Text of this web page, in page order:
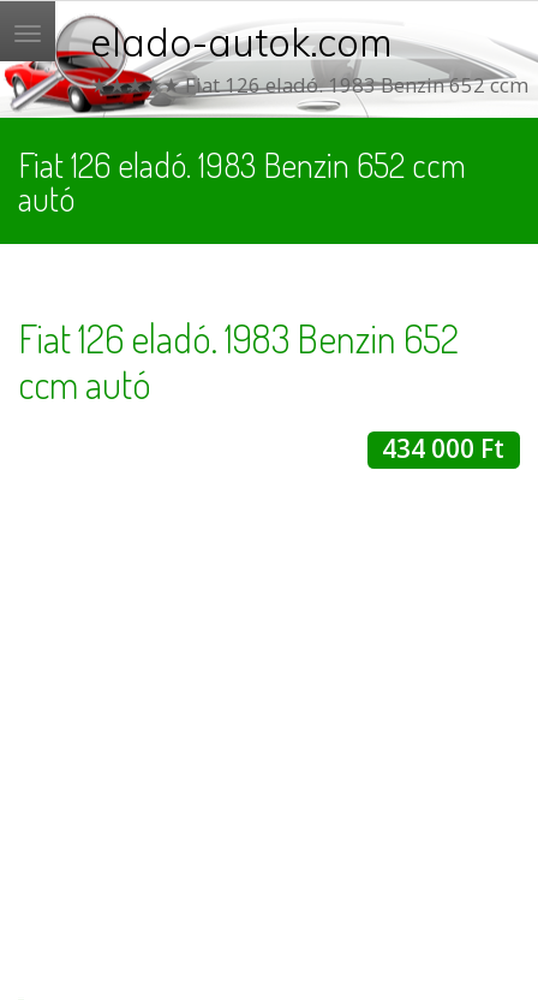
Menü elado-autok.com
★★★★★ Fiat 126 eladó. 1983 Benzin 652 ccm
Fiat 126 eladó. 1983 Benzin 652 ccm
autó
Fiat 126 eladó. 1983 Benzin 652
ccm autó
434 000 Ft